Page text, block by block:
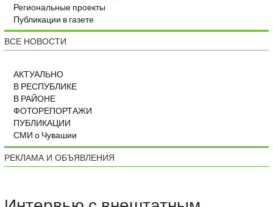
Региональные проекты
Публикации в газете
ВСЕ НОВОСТИ
АКТУАЛЬНО
В РЕСПУБЛИКЕ
В РАЙОНЕ
ФОТОРЕПОРТАЖИ
ПУБЛИКАЦИИ
СМИ о Чувашии
РЕКЛАМА И ОБЪЯВЛЕНИЯ